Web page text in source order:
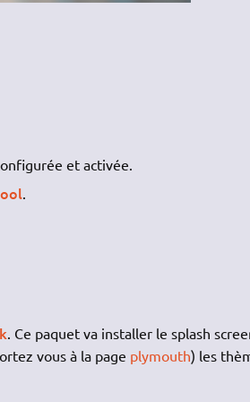
et activée.
. Ce paquet va installer le splash
vous à la page plymouth) les